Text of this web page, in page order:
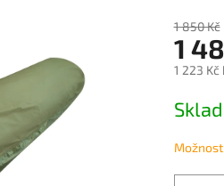
1 850 Kč
1
1 223 Kč
cena: